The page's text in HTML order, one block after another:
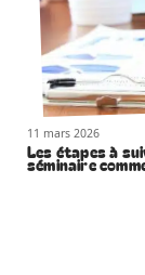
11 mars 2026
Les étapes à
séminaire